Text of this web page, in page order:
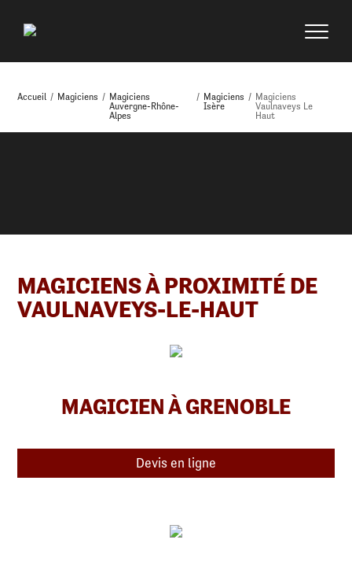
Accueil / Magiciens / Magiciens
Auvergne-Rhône-
Alpes
/ Magiciens
Isère
/ Magiciens
Vaulnaveys Le
Haut
MAGICIENS À PROXIMITÉ DE
VAULNAVEYS-LE-HAUT
MAGICIEN À GRENOBLE
Devis en ligne